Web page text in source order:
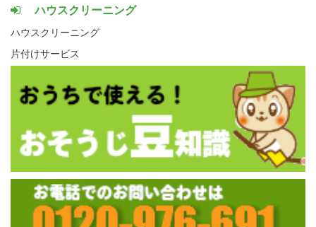
ハウスクリーニング
ハウスクリーニング
片付けサービス